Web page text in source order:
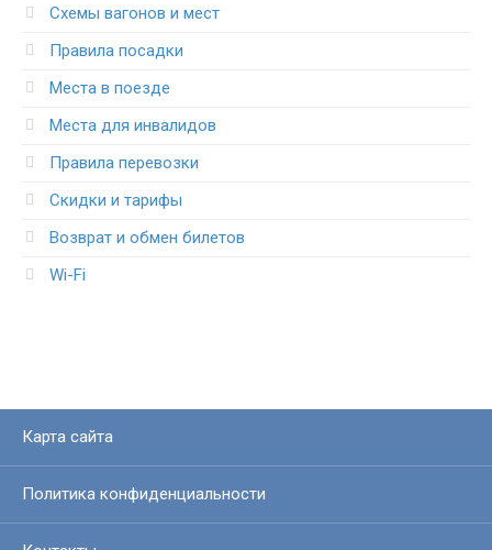
Схемы вагонов и мест
Правила посадки
Места в поезде
Места для инвалидов
Правила перевозки
Скидки и тарифы
Возврат и обмен билетов
Wi-Fi
Карта сайта
Политика конфиденциальности